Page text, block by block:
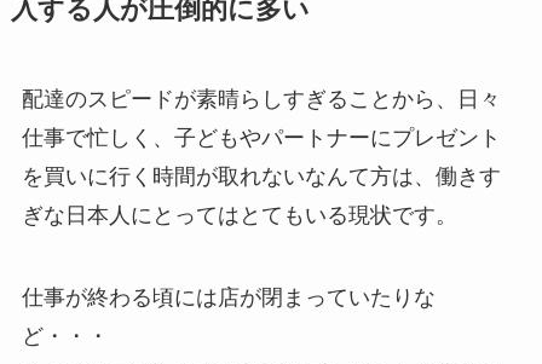
入する人が圧倒的に多い
配達のスピードが素晴らしすぎることから、日々
仕事で忙しく、子どもやパートナーにプレゼント
を買いに行く時間が取れないなんて方は、働きす
ぎな日本人にとってはとてもいる現状です。
仕事が終わる頃には店が閉まっていたりな
ど・・・